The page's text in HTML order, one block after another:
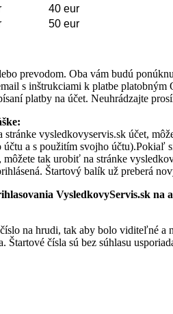
40 eur
50 eur
prevodom. Oba vám budú
s inštrukciami k platbe
platby na účet. Neuhrádzajte
vysledkovyservis.sk účet,
a s použitím svojho
môžete tak urobiť na stránke
Štartový balík už preberá
VysledkovyServis.sk na
na hrudi, tak aby bolo viditeľné a
Štartové čísla sú bez súhlasu